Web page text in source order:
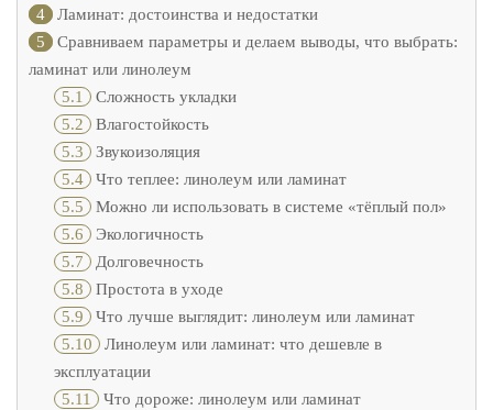
4
Ламинат: достоинства и недостатки
5
Сравниваем параметры и делаем выводы, что выбрать:
ламинат или линолеум
5.1 Сложность укладки
5.2 Влагостойкость
5.3 Звукоизоляция
5.4 Что теплее: линолеум или ламинат
5.5 Можно ли использовать в системе «тёплый пол»
5.6 Экологичность
5.7 Долговечность
5.8 Простота в уходе
5.9 Что лучше выглядит: линолеум или ламинат
5.10 Линолеум или ламинат: что дешевле в
эксплуатации
5.11 Что дороже: линолеум или ламинат